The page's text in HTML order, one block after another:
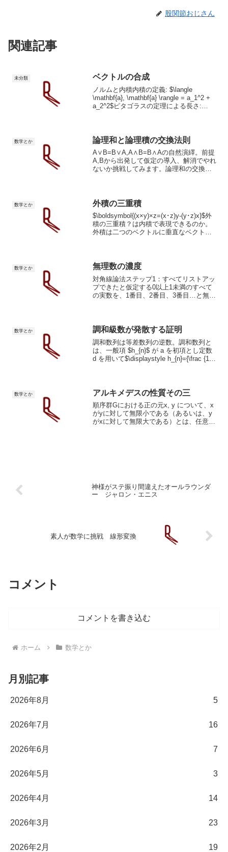
股関節おじさん
関連記事
未分類 ベクトルの合成
ノルムと内積内積の定義: $\langle
\mathbf{a}, \mathbf{a} \rangle = a_1^2 +
a_2^2$ピタゴラスの定理による長さ:
数学とか 論理和と論理積の交換法則
A∨B=B∨A,A∧B=B∧Aの自然演繹。前提
A,Bから出発して仮定の導入、解消でやれ
ないか挑戦してみます。論理和の交換法
数学とか 外積の三重積
$\boldsymbol{(x×y)×z=(x･z)y-(y･z)x}$外
積の三重積？は内積で表現できるのか。
外積は二つのベクトルに垂直なベクトル
数学とか 無理数の濃度
対角線論法ステップ1：すべてリストアッ
プできたと仮定する0以上1未満のすべて
の実数を、1番目、2番目、3番目…と無限
数学とか 調和級数が発散する証明
調和数列は等差数列の逆数。調和数列と
は、一般項 $h_{n}$ が a を初項とし定数
d を用いて$\displaystyle h_{n}={\frac {1}
数学とか アルキメデスの性質その三
順序群Gにおける正の元x, y について、x
がyに対して無限小である（あるいは、y
がxに対して無限大である）とは、任意の
神様がステ振り間違えたオールラウンダ
ー ジャロン・エニス
素人が数学に挑戦 線形変換
コメント
コメントを書き込む
ホーム 数学とか
月別記事
2026年8月 5
2026年7月 16
2026年6月 7
2026年5月 3
2026年4月 14
2026年3月 23
2026年2月 19